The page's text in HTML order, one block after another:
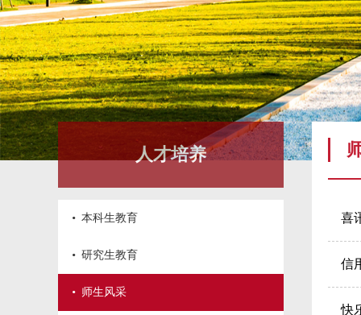
人才培养
· 本科生教育
· 研究生教育
· 师生风采
喜
信
快